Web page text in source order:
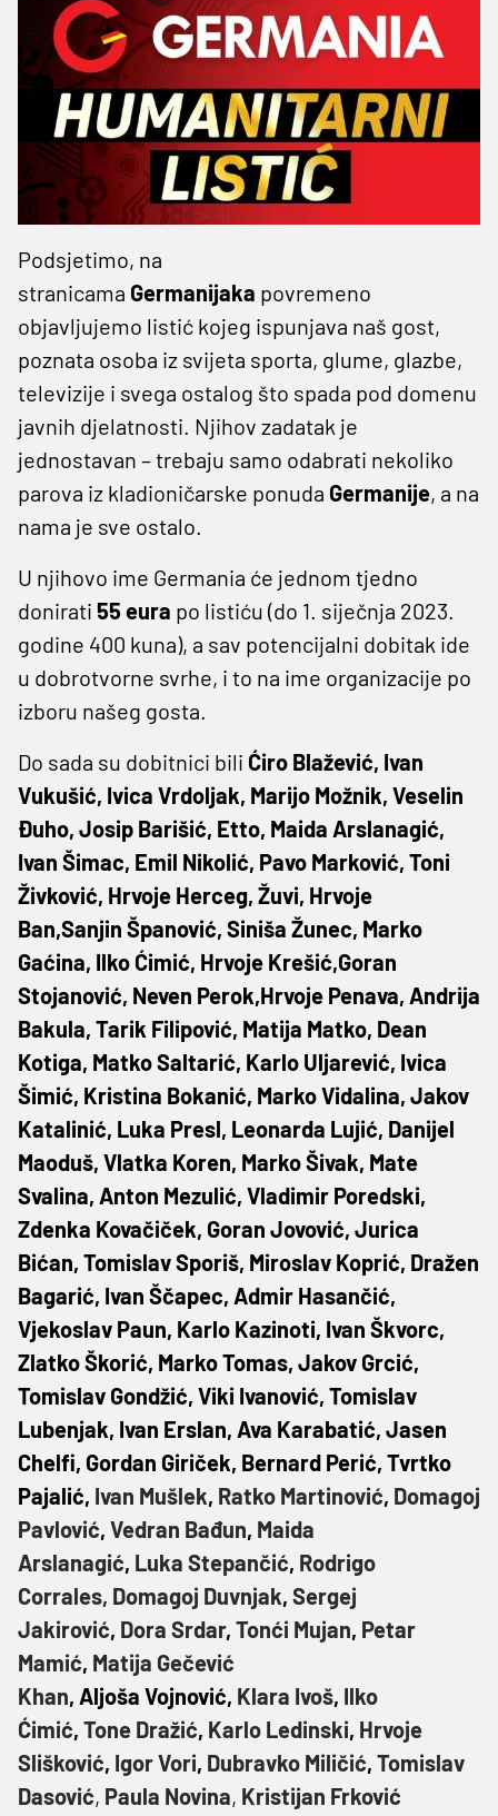
Podsjetimo, na
stranicama Germanijaka povremeno
objavljujemo listić kojeg ispunjava naš gost,
poznata osoba iz svijeta sporta, glume, glazbe,
televizije i svega ostalog što spada pod domenu
javnih djelatnosti. Njihov zadatak je
jednostavan – trebaju samo odabrati nekoliko
parova iz kladioničarske ponuda Germanije, a na
nama je sve ostalo.
U njihovo ime Germania će jednom tjedno
donirati 55 eura po listiću (do 1. siječnja 2023.
godine 400 kuna), a sav potencijalni dobitak ide
u dobrotvorne svrhe, i to na ime organizacije po
izboru našeg gosta.
Do sada su dobitnici bili Ćiro Blažević, Ivan
Vukušić, Ivica Vrdoljak, Marijo Možnik, Veselin
Đuho, Josip Barišić, Etto, Maida Arslanagić,
Ivan Šimac, Emil Nikolić, Pavo Marković, Toni
Živković, Hrvoje Herceg, Žuvi, Hrvoje
Ban,Sanjin Španović, Siniša Žunec, Marko
Gaćina, Ilko Ćimić, Hrvoje Krešić,Goran
Stojanović, Neven Perok,Hrvoje Penava, Andrija
Bakula, Tarik Filipović, Matija Matko, Dean
Kotiga, Matko Saltarić, Karlo Uljarević, Ivica
Šimić, Kristina Bokanić, Marko Vidalina, Jakov
Katalinić, Luka Presl, Leonarda Lujić, Danijel
Maoduš, Vlatka Koren, Marko Šivak, Mate
Svalina, Anton Mezulić, Vladimir Poredski,
Zdenka Kovačiček, Goran Jovović, Jurica
Bićan, Tomislav Sporiš, Miroslav Koprić, Dražen
Bagarić, Ivan Ščapec, Admir Hasančić,
Vjekoslav Paun, Karlo Kazinoti, Ivan Škvorc,
Zlatko Škorić, Marko Tomas, Jakov Grcić,
Tomislav Gondžić, Viki Ivanović, Tomislav
Lubenjak, Ivan Erslan, Ava Karabatić, Jasen
Chelfi, Gordan Giriček, Bernard Perić, Tvrtko
Pajalić, Ivan Mušlek, Ratko Martinović, Domagoj
Pavlović, Vedran Bađun, Maida
Arslanagić, Luka Stepančić, Rodrigo
Corrales, Domagoj Duvnjak, Sergej
Jakirović, Dora Srdar, Tonći Mujan, Petar
Mamić, Matija Gečević
Khan, Aljoša Vojnović, Klara Ivoš, Ilko
Ćimić, Tone Dražić, Karlo Ledinski, Hrvoje
Slišković, Igor Vori, Dubravko Miličić, Tomislav
Dasović, Paula Novina, Kristijan Frković